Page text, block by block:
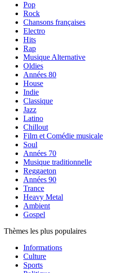
Pop
Rock
Chansons françaises
Electro
Hits
Rap
Musique Alternative
Oldies
Années 80
House
Indie
Classique
Jazz
Latino
Chillout
Film et Comédie musicale
Soul
Années 70
Musique traditionnelle
Reggaeton
Années 90
Trance
Heavy Metal
Ambient
Gospel
Thèmes les plus populaires
Informations
Culture
Sports